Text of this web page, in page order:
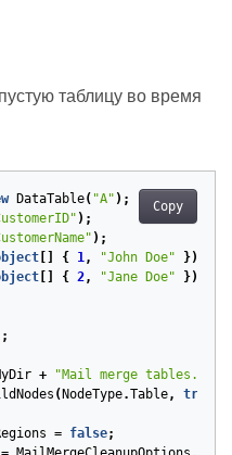
таблицу во время
Copy
DataTable( "A" );
);
);
{ 1, "John Doe"
});
{ 2, "Jane Doe" });
+
"Mail merge
( NodeType.Table, true
= false;